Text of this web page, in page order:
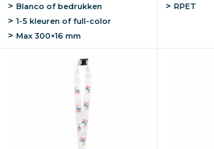
Blanco of bedrukken
1-5 kleuren of full-color
Max 300×16 mm
RPET